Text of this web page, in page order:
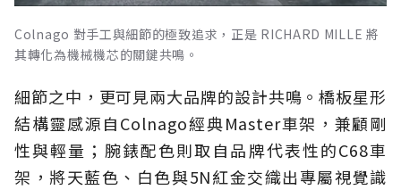
Colnago 對手工與細節的極致追求，正是 RICHARD MILLE 將
其轉化為機械機芯的關鍵共鳴。
細節之中，更可見兩大品牌的設計共鳴。橋板星形
結構靈感源自Colnago經典Master車架，兼顧剛
性與輕量；腕錶配色則取自品牌代表性的C68車
架，將天藍色、白色與5N紅金交織出專屬視覺識